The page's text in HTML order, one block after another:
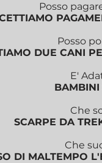
Posso
Posso
DUE CANI
E'
BAMBINI
Che
SCARPE DA
Che
DI MALTEMPO